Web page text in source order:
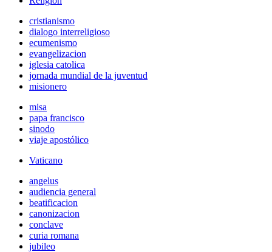
cristianismo
dialogo interreligioso
ecumenismo
evangelizacion
iglesia catolica
jornada mundial de la juventud
misionero
misa
papa francisco
sinodo
viaje apostólico
Vaticano
angelus
audiencia general
beatificacion
canonizacion
conclave
curia romana
jubileo